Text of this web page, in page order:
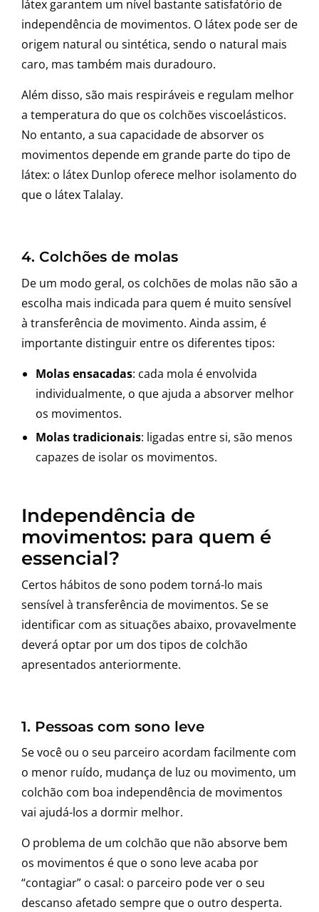
látex garantem um nível bastante satisfatório de
independência de movimentos. O látex pode ser de
origem natural ou sintética, sendo o natural mais
caro, mas também mais duradouro.
Além disso, são mais respiráveis e regulam melhor
a temperatura do que os colchões viscoelásticos.
No entanto, a sua capacidade de absorver os
movimentos depende em grande parte do tipo de
látex: o látex Dunlop oferece melhor isolamento do
que o látex Talalay.
4. Colchões de molas
De um modo geral, os colchões de molas não são a
escolha mais indicada para quem é muito sensível
à transferência de movimento. Ainda assim, é
importante distinguir entre os diferentes tipos:
Molas ensacadas: cada mola é envolvida
individualmente, o que ajuda a absorver melhor
os movimentos.
Molas tradicionais: ligadas entre si, são menos
capazes de isolar os movimentos.
Independência de
movimentos: para quem é
essencial?
Certos hábitos de sono podem torná-lo mais
sensível à transferência de movimentos. Se se
identificar com as situações abaixo, provavelmente
deverá optar por um dos tipos de colchão
apresentados anteriormente.
1. Pessoas com sono leve
Se você ou o seu parceiro acordam facilmente com
o menor ruído, mudança de luz ou movimento, um
colchão com boa independência de movimentos
vai ajudá-los a dormir melhor.
O problema de um colchão que não absorve bem
os movimentos é que o sono leve acaba por
“contagiar” o casal: o parceiro pode ver o seu
descanso afetado sempre que o outro desperta.